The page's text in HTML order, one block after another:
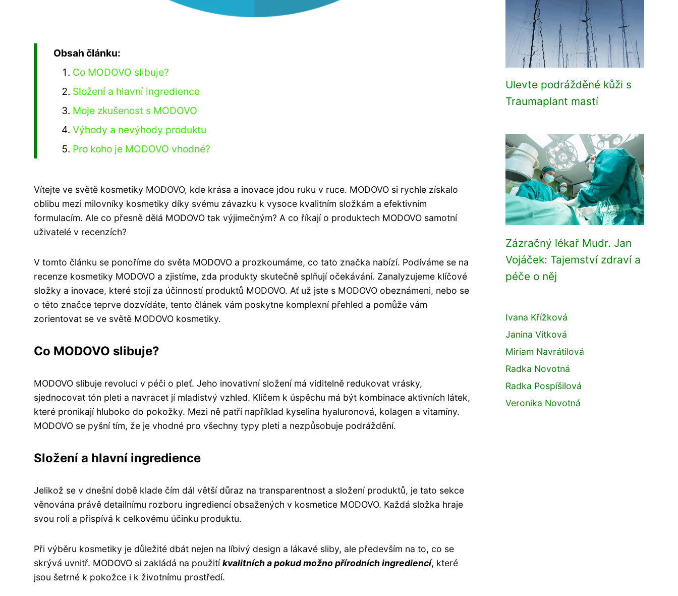
Obsah článku:
Co MODOVO slibuje?
Složení a hlavní ingredience
Moje zkušenost s MODOVO
Výhody a nevýhody produktu
Pro koho je MODOVO vhodné?
Vítejte ve světě kosmetiky MODOVO, kde krása a inovace jdou ruku v ruce. MODOVO si rychle získalo
oblibu mezi milovníky kosmetiky díky svému závazku k vysoce kvalitním složkám a efektivním
formulacím. Ale co přesně dělá MODOVO tak výjimečným? A co říkají o produktech MODOVO samotní
uživatelé v recenzích?
V tomto článku se ponoříme do světa MODOVO a prozkoumáme, co tato značka nabízí. Podíváme se na
recenze kosmetiky MODOVO a zjistíme, zda produkty skutečně splňují očekávání. Zanalyzujeme klíčové
složky a inovace, které stojí za účinností produktů MODOVO. Ať už jste s MODOVO obeznámeni, nebo se
o této značce teprve dozvídáte, tento článek vám poskytne komplexní přehled a pomůže vám
zorientovat se ve světě MODOVO kosmetiky.
Co MODOVO slibuje?
MODOVO slibuje revoluci v péči o pleť. Jeho inovativní složení má viditelně redukovat vrásky,
sjednocovat tón pleti a navracet jí mladistvý vzhled. Klíčem k úspěchu má být kombinace aktivních látek,
které pronikají hluboko do pokožky. Mezi ně patří například kyselina hyaluronová, kolagen a vitamíny.
MODOVO se pyšní tím, že je vhodné pro všechny typy pleti a nezpůsobuje podráždění.
Složení a hlavní ingredience
Jelikož se v dnešní době klade čím dál větší důraz na transparentnost a složení produktů, je tato sekce
věnována právě detailnímu rozboru ingrediencí obsažených v kosmetice MODOVO. Každá složka hraje
svou roli a přispívá k celkovému účinku produktu.
Při výběru kosmetiky je důležité dbát nejen na líbivý design a lákavé sliby, ale především na to, co se
skrývá uvnitř. MODOVO si zakládá na použitíkvalitních a pokud možno přírodních ingrediencí, které
jsou šetrné k pokožce i k životnímu prostředí.
Ulevte podrážděné kůži s
Traumaplant mastí
Zázračný lékař Mudr. Jan
Vojáček: Tajemství zdraví a
péče o něj
Ivana Křížková
Janina Vítková
Miriam Navrátilová
Radka Novotná
Radka Pospíšilová
Veronika Novotná